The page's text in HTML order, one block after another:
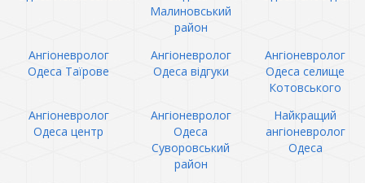
Малиновський
район
Ангіоневролог
Одеса Таїрове
Ангіоневролог
Одеса відгуки
Ангіоневролог
Одеса селище
Котовського
Ангіоневролог
Одеса центр
Ангіоневролог
Одеса
Суворовський
район
Найкращий
ангіоневролог
Одеса